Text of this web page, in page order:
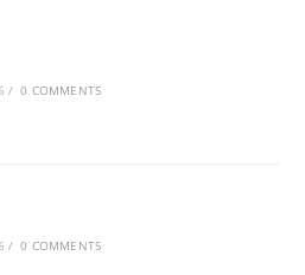
/ 0 COMMENTS
/ 0 COMMENTS